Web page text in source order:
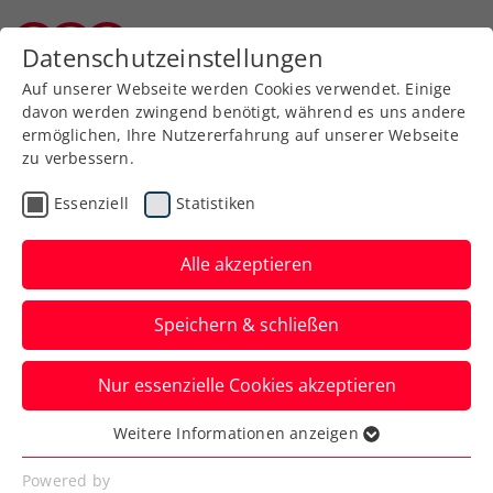
Zurück zur Newsübersicht
Turniere
Wimbledon: Tagger feiert
Doppelsieg auf dem
heiligen Rasen
Die ÖTV-Zukunftsaktie steht mit ihrer
Doppelpartnerin beim Jugend-Grand-
Slam in London im Achtelfinale.
Verfasst von: Manuel Wachta, 10.07.2024
Datenschutzeinstellungen
Auf unserer Webseite werden Cookies verwendet. Einige
davon werden zwingend benötigt, während es uns andere
ermöglichen, Ihre Nutzererfahrung auf unserer Webseite
zu verbessern.
Essenziell Statistiken
Alle akzeptieren
Speichern & schließen
Nur essenzielle Cookies akzeptieren
Essenziell
Essenzielle Cookies werden für grundlegende
Weitere Informationen anzeigen
Powered by